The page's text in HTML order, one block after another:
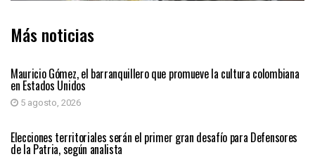
Más noticias
Mauricio Gómez, el barranquillero que promueve la cultura colombiana
en Estados Unidos
5 agosto, 2026
PRIMER PLANO
Elecciones territoriales serán el primer gran desafío para Defensores
de la Patria, según analista